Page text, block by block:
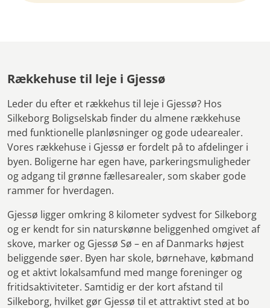
Rækkehuse til leje i Gjessø
Leder du efter et rækkehus til leje i Gjessø? Hos
Silkeborg Boligselskab finder du almene rækkehuse
med funktionelle planløsninger og gode udearealer.
Vores rækkehuse i Gjessø er fordelt på to afdelinger i
byen. Boligerne har egen have, parkeringsmuligheder
og adgang til grønne fællesarealer, som skaber gode
rammer for hverdagen.
Gjessø ligger omkring 8 kilometer sydvest for Silkeborg
og er kendt for sin naturskønne beliggenhed omgivet af
skove, marker og Gjessø Sø – en af Danmarks højest
beliggende søer. Byen har skole, børnehave, købmand
og et aktivt lokalsamfund med mange foreninger og
fritidsaktiviteter. Samtidig er der kort afstand til
Silkeborg, hvilket gør Gjessø til et attraktivt sted at bo